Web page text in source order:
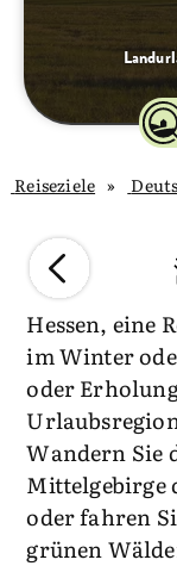
Reiseziele
Hessen, eine
im Winter
oder
Wandern Sie
Mittelgebirge
oder fahren
grünen